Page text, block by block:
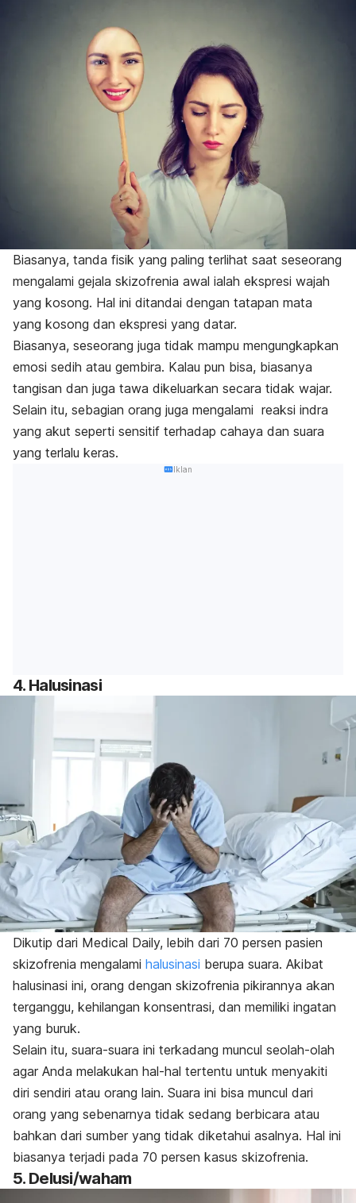
Biasanya, tanda fisik yang paling terlihat saat seseorang
mengalami gejala skizofrenia awal ialah ekspresi wajah
yang kosong. Hal ini ditandai dengan tatapan mata
yang kosong dan ekspresi yang datar.
Biasanya, seseorang juga tidak mampu mengungkapkan
emosi sedih atau gembira. Kalau pun bisa, biasanya
tangisan dan juga tawa dikeluarkan secara tidak wajar.
Selain itu, sebagian orang juga mengalami reaksi indra
yang akut seperti sensitif terhadap cahaya dan suara
yang terlalu keras.
Iklan
4. Halusinasi
Dikutip dari Medical Daily, lebih dari 70 persen pasien
skizofrenia mengalami halusinasi berupa suara. Akibat
halusinasi ini, orang dengan skizofrenia pikirannya akan
terganggu, kehilangan konsentrasi, dan memiliki ingatan
yang buruk.
Selain itu, suara-suara ini terkadang muncul seolah-olah
agar Anda melakukan hal-hal tertentu untuk menyakiti
diri sendiri atau orang lain. Suara ini bisa muncul dari
orang yang sebenarnya tidak sedang berbicara atau
bahkan dari sumber yang tidak diketahui asalnya. Hal ini
biasanya terjadi pada 70 persen kasus skizofrenia.
5. Delusi/waham